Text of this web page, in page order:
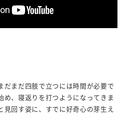
だまだ四肢で立つには時間が必要で
め、寝返りを打つようになってきま
見回す姿に、すでに好奇心の芽生え